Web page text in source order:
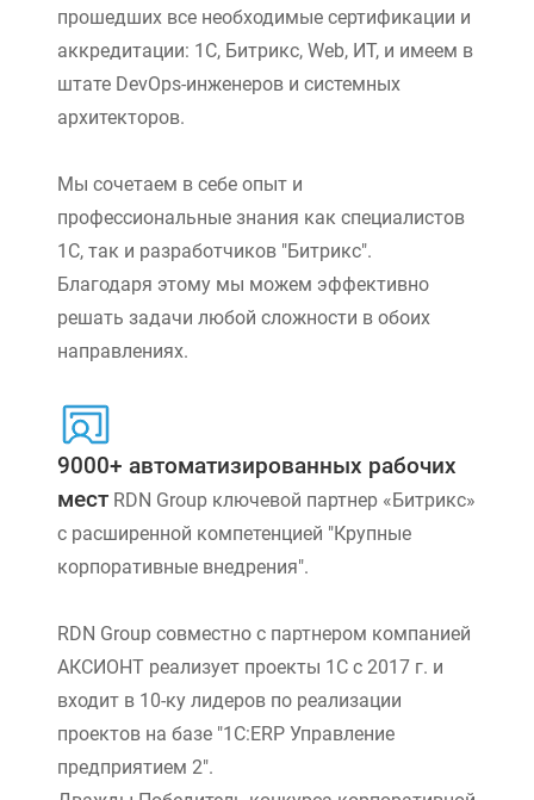
прошедших все необходимые сертификации и
аккредитации: 1С, Битрикс, Web, ИТ, и имеем в
штате DevOps-инженеров и системных
архитекторов.
Мы сочетаем в себе опыт и
профессиональные знания как специалистов
1С, так и разработчиков "Битрикс".
Благодаря этому мы можем эффективно
решать задачи любой сложности в обоих
направлениях.
9000+ автоматизированных рабочих
мест RDN Group ключевой партнер «Битрикс»
с расширенной компетенцией "Крупные
корпоративные внедрения".
RDN Group совместно с партнером компанией
АКСИОНТ реализует проекты 1С с 2017 г. и
входит в 10-ку лидеров по реализации
проектов на базе "1С:ERP Управление
предприятием 2".